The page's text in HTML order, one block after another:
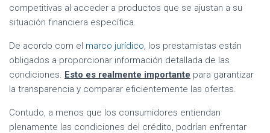
competitivas al acceder a productos que se ajustan a su
situación financiera específica.
De acordo com el marco jurídico, los prestamistas están
obligados a proporcionar información detallada de las
condiciones. Esto es realmente importante para garantizar
la transparencia y comparar eficientemente las ofertas.
Contudo, a menos que los consumidores entiendan
plenamente las condiciones del crédito, podrían enfrentar